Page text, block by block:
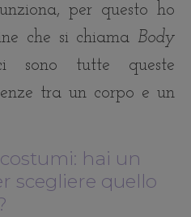
per questo ho
che si chiama Body
tutte queste
tra un corpo e un
hai un
scegliere quello